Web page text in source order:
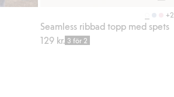
Köp
+2
Seamless ribbad topp med spets
129 kr. 3 för 2